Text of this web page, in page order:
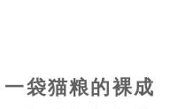
一袋猫粮的裸成